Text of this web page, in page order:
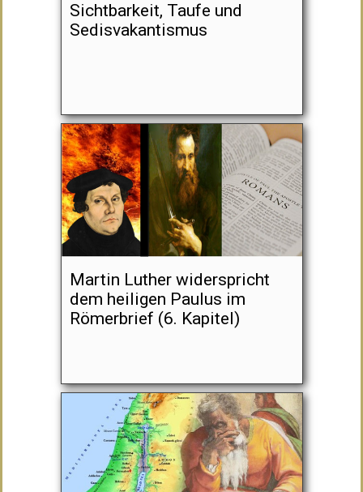
Sichtbarkeit, Taufe und
Sedisvakantismus
Martin Luther widerspricht
dem heiligen Paulus im
Römerbrief (6. Kapitel)